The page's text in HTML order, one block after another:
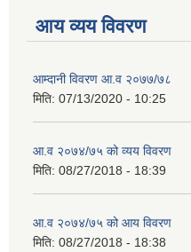
आय व्यय विवरण
आम्दानी विवरण आ.व २०७७/७८
मिति: 07/13/2020 - 10:25
आ.व २०७४/७५ को व्यय विवरण
मिति: 08/27/2018 - 18:39
आ.व २०७४/७५ को आय विवरण
मिति: 08/27/2018 - 18:38